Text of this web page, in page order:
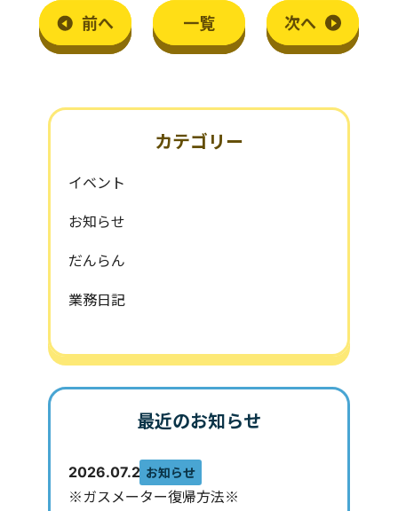
前へ 一覧 次へ
カテゴリー
イベント
お知らせ
だんらん
業務日記
最近のお知らせ
2026.07.29お知らせ
※ガスメーター復帰方法※